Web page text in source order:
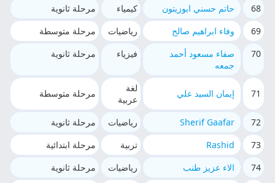
68 حاتم حسني ابوزيتون كيمياء
مرحلة ثانوية
69
وفاء ابراهيم صالح رياضيات
مرحلة متوسطة
70
صفاء مسعود أحمد
جمعه
فيزياء مرحلة ثانوية
71 إيمان السيد علي
لغة
عربية
مرحلة متوسطة
72
Sherif Gaafar رياضيات
مرحلة ثانوية
73
Rashid تربية
مرحلة ابتدائية
74
الاء عزيز طنب رياضيات
مرحلة ثانوية